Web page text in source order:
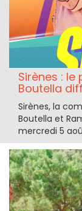
Sirènes : le
Boutella
Sirènes, la
Boutella et
mercredi 5